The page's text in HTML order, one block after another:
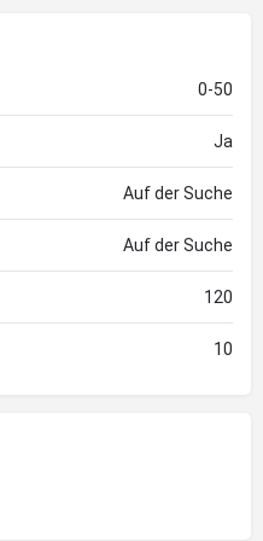
0-50
Ja
Auf der Suche
Auf der Suche
120
10